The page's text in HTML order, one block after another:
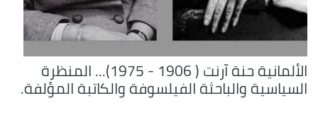
الألمانية حنة آرنت ( 1906 - 1975)... المنظرة
السياسية والباحثة الفيلسوفة والكاتبة المؤلفة.